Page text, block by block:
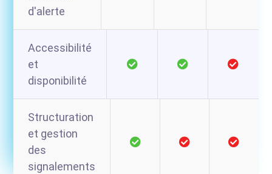
d'alerte
Accessibilité
et
disponibilité
Structuration
et gestion
des
signalements